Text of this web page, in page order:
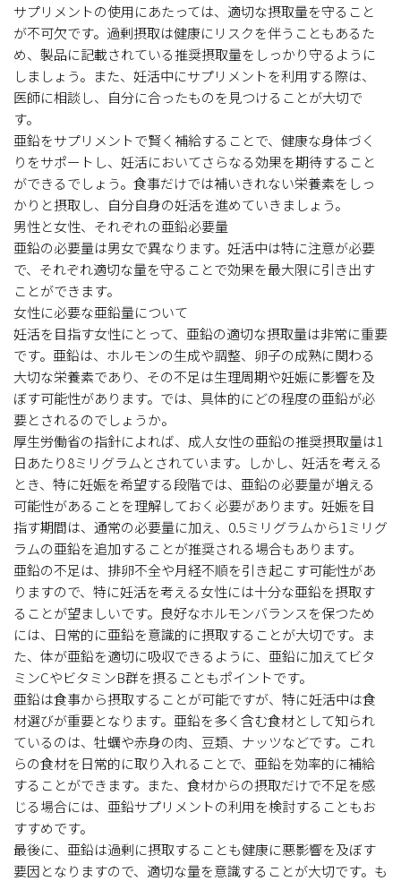
サプリメントの使用にあたっては、適切な摂取量を守ること
が不可欠です。過剰摂取は健康にリスクを伴うこともあるた
め、製品に記載されている推奨摂取量をしっかり守るように
しましょう。また、妊活中にサプリメントを利用する際は、
医師に相談し、自分に合ったものを見つけることが大切で
す。
亜鉛をサプリメントで賢く補給することで、健康な身体づく
りをサポートし、妊活においてさらなる効果を期待すること
ができるでしょう。食事だけでは補いきれない栄養素をしっ
かりと摂取し、自分自身の妊活を進めていきましょう。
男性と女性、それぞれの亜鉛必要量
亜鉛の必要量は男女で異なります。妊活中は特に注意が必要
で、それぞれ適切な量を守ることで効果を最大限に引き出す
ことができます。
女性に必要な亜鉛量について
妊活を目指す女性にとって、亜鉛の適切な摂取量は非常に重要
です。亜鉛は、ホルモンの生成や調整、卵子の成熟に関わる
大切な栄養素であり、その不足は生理周期や妊娠に影響を及
ぼす可能性があります。では、具体的にどの程度の亜鉛が必
要とされるのでしょうか。
厚生労働省の指針によれば、成人女性の亜鉛の推奨摂取量は1
日あたり8ミリグラムとされています。しかし、妊活を考える
とき、特に妊娠を希望する段階では、亜鉛の必要量が増える
可能性があることを理解しておく必要があります。妊娠を目
指す期間は、通常の必要量に加え、0.5ミリグラムから1ミリグ
ラムの亜鉛を追加することが推奨される場合もあります。
亜鉛の不足は、排卵不全や月経不順を引き起こす可能性があ
りますので、特に妊活を考える女性には十分な亜鉛を摂取す
ることが望ましいです。良好なホルモンバランスを保つため
には、日常的に亜鉛を意識的に摂取することが大切です。ま
た、体が亜鉛を適切に吸収できるように、亜鉛に加えてビタ
ミンCやビタミンB群を摂ることもポイントです。
亜鉛は食事から摂取することが可能ですが、特に妊活中は食
材選びが重要となります。亜鉛を多く含む食材として知られ
ているのは、牡蠣や赤身の肉、豆類、ナッツなどです。これ
らの食材を日常的に取り入れることで、亜鉛を効率的に補給
することができます。また、食材からの摂取だけで不足を感
じる場合には、亜鉛サプリメントの利用を検討することもお
すすめです。
最後に、亜鉛は過剰に摂取することも健康に悪影響を及ぼす
要因となりますので、適切な量を意識することが大切です。も